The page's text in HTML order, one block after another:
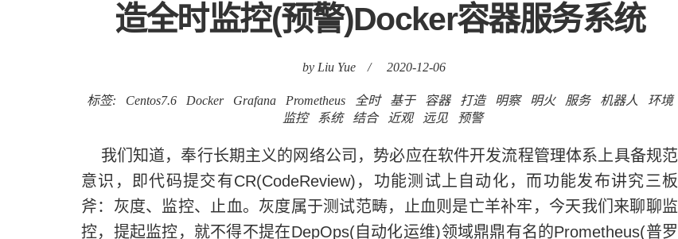
造全时监控(预警)Docker容器服务系统
by Liu Yue / 2020-12-06
标签: Centos7.6 Docker Grafana Prometheus 全时 基于 容器 打造 明察 明火 服务 机器人
环境
监控
系统 结合 近观 远见 预警
我们知道，奉行长期主义的网络公司，势必应在软件开发流程管理体系上具备规范
意识，即代码提交有CR(CodeReview)，功能测试上自动化，而功能发布讲究三板
斧：灰度、监控、止血。灰度属于测试范畴，止血则是亡羊补牢，今天我们来聊聊监
控，提起监控，就不得不提在DepOps(自动化运维)领域鼎鼎有名的Prometheus(普罗